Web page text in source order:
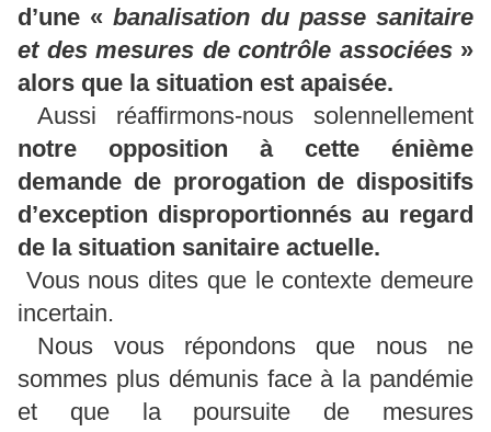
d’une «banalisation du passe sanitaire
et des mesures de contrôle associées»
alors que la situation est apaisée.
Aussi réaffirmons-nous solennellement
notre opposition à cette énième
demande de prorogation de dispositifs
d’exception disproportionnés au regard
de la situation sanitaire actuelle.
Vous nous dites que le contexte demeure
incertain.
Nous vous répondons que nous ne
sommes plus démunis face à la pandémie
et que la poursuite de mesures